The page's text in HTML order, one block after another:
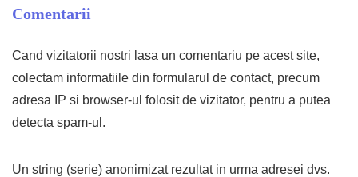
Comentarii
Cand vizitatorii nostri lasa un comentariu pe acest site,
colectam informatiile din formularul de contact, precum
adresa IP si browser-ul folosit de vizitator, pentru a putea
detecta spam-ul.
Un string (serie) anonimizat rezultat in urma adresei dvs.